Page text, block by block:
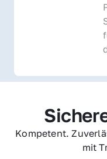
Kompetent.
mit